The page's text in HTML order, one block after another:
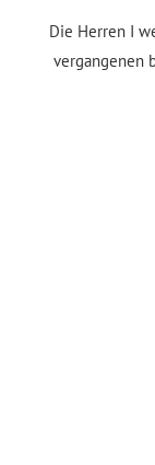
Die Herren I
vergangenen